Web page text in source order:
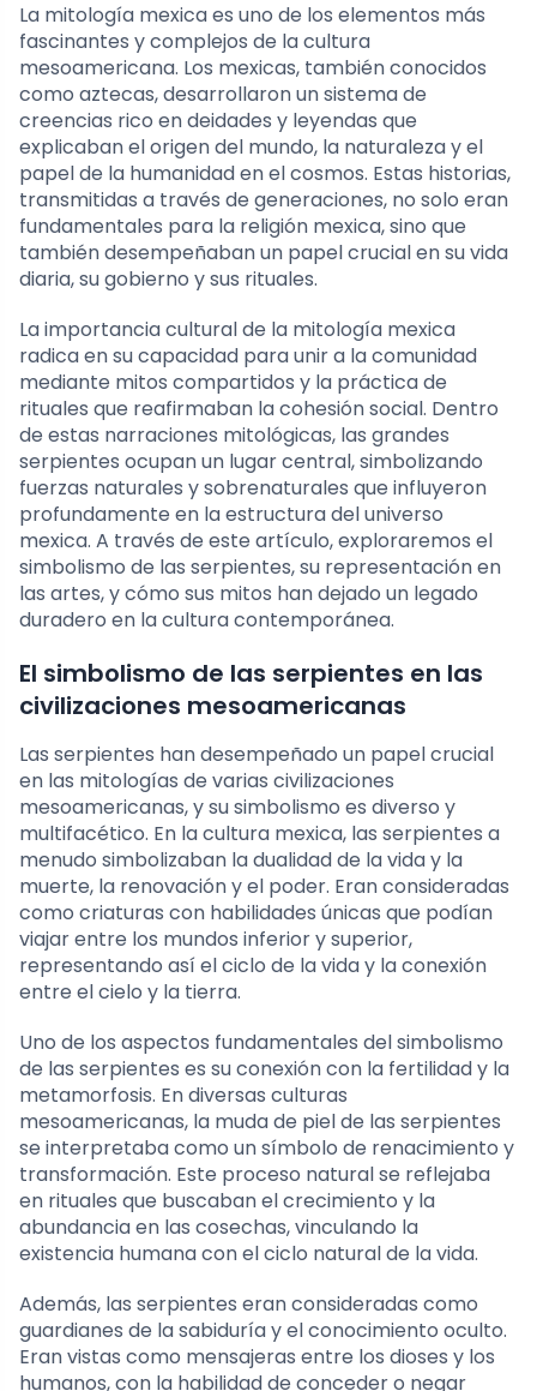
La mitología mexica es uno de los elementos más
fascinantes y complejos de la cultura
mesoamericana. Los mexicas, también conocidos
como aztecas, desarrollaron un sistema de
creencias rico en deidades y leyendas que
explicaban el origen del mundo, la naturaleza y el
papel de la humanidad en el cosmos. Estas historias,
transmitidas a través de generaciones, no solo eran
fundamentales para la religión mexica, sino que
también desempeñaban un papel crucial en su vida
diaria, su gobierno y sus rituales.
La importancia cultural de la mitología mexica
radica en su capacidad para unir a la comunidad
mediante mitos compartidos y la práctica de
rituales que reafirmaban la cohesión social. Dentro
de estas narraciones mitológicas, las grandes
serpientes ocupan un lugar central, simbolizando
fuerzas naturales y sobrenaturales que influyeron
profundamente en la estructura del universo
mexica. A través de este artículo, exploraremos el
simbolismo de las serpientes, su representación en
las artes, y cómo sus mitos han dejado un legado
duradero en la cultura contemporánea.
El simbolismo de las serpientes en las
civilizaciones mesoamericanas
Las serpientes han desempeñado un papel crucial
en las mitologías de varias civilizaciones
mesoamericanas, y su simbolismo es diverso y
multifacético. En la cultura mexica, las serpientes a
menudo simbolizaban la dualidad de la vida y la
muerte, la renovación y el poder. Eran consideradas
como criaturas con habilidades únicas que podían
viajar entre los mundos inferior y superior,
representando así el ciclo de la vida y la conexión
entre el cielo y la tierra.
Uno de los aspectos fundamentales del simbolismo
de las serpientes es su conexión con la fertilidad y la
metamorfosis. En diversas culturas
mesoamericanas, la muda de piel de las serpientes
se interpretaba como un símbolo de renacimiento y
transformación. Este proceso natural se reflejaba
en rituales que buscaban el crecimiento y la
abundancia en las cosechas, vinculando la
existencia humana con el ciclo natural de la vida.
Además, las serpientes eran consideradas como
guardianes de la sabiduría y el conocimiento oculto.
Eran vistas como mensajeras entre los dioses y los
humanos, con la habilidad de conceder o negar